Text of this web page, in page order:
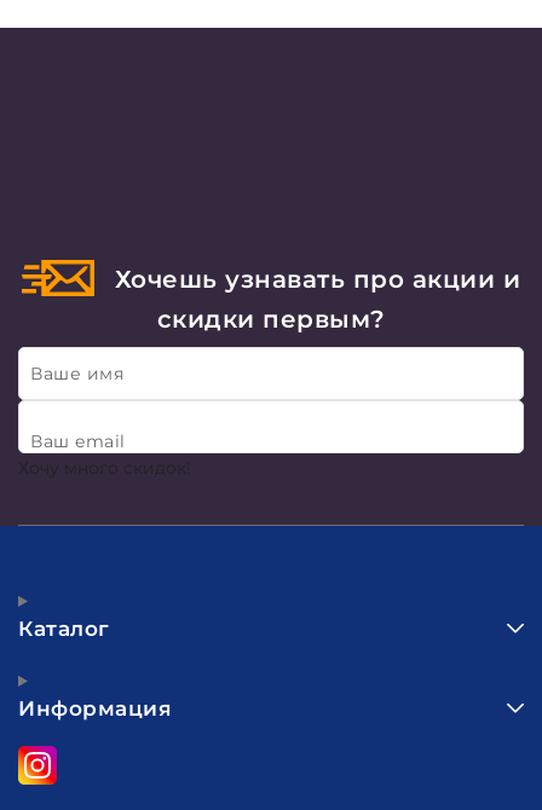
Хочешь узнавать про акции и
скидки первым?
Ваше имя
Ваш email
Хочу много скидок!
Каталог
Информация